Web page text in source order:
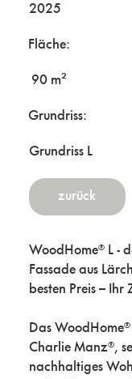
2025
Fläche:
90 m²
Grundriss:
Grundriss L
zurück
WoodHome® L -
Fassade aus
besten Preis – Ihr
Das
Charlie Manz®,
nachhaltiges